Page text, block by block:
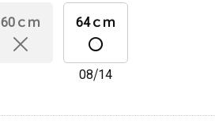
60ｃｍ 64ｃｍ
08/14